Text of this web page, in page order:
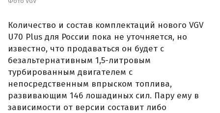
Количество и состав комплектаций нового VGV
U70 Plus для России пока не уточняется, но
известно, что продаваться он будет с
безальтернативным 1,5-литровым
турбированным двигателем с
непосредственным впрыском топлива,
развивающим 146 лошадиных сил. Пару ему в
зависимости от версии составит либо